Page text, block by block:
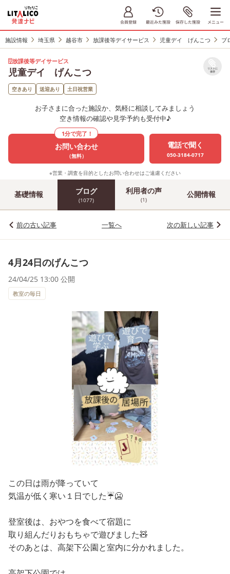
施設情報 埼玉県 越谷市 放課後等デイサービス 児童デイ げんこつ ブ
放課後等デイサービス
児童デイ げんこつ リストに
保存
空きあり 送迎あり 土日祝営業
お子さまに合った施設か、気軽に相談してみましょう
空き情報の確認や見学予約も受付中♪
1分で完了！
お問い合わせ
（無料）
電話で聞く
050-3184-0717
※営業・調査を目的としたお問い合わせはご遠慮ください
基礎情報 ブログ
(1077)
利用者の声
(1)
公開情報
前の古い記事 一覧へ 次の新しい記事
4月24日のげんこつ
24/04/25 13:00 公開
教室の毎日
この日は雨が降っていて
気温が低く寒い１日でした☔️🥶
登室後は、おやつを食べて宿題に
取り組んだりおもちゃで遊びました🧸
そのあとは、高架下公園と室内に分かれました。